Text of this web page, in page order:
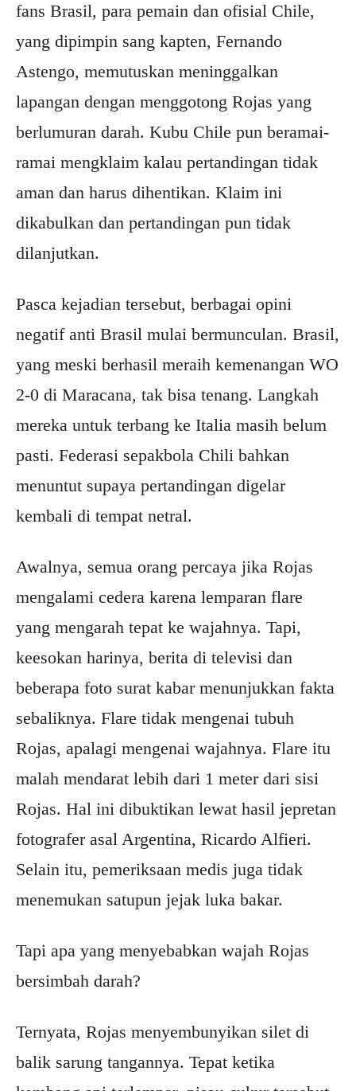
fans Brasil, para pemain dan ofisial Chile,
yang dipimpin sang kapten, Fernando
Astengo, memutuskan meninggalkan
lapangan dengan menggotong Rojas yang
berlumuran darah. Kubu Chile pun beramai-
ramai mengklaim kalau pertandingan tidak
aman dan harus dihentikan. Klaim ini
dikabulkan dan pertandingan pun tidak
dilanjutkan.
Pasca kejadian tersebut, berbagai opini
negatif anti Brasil mulai bermunculan. Brasil,
yang meski berhasil meraih kemenangan WO
2-0 di Maracana, tak bisa tenang. Langkah
mereka untuk terbang ke Italia masih belum
pasti. Federasi sepakbola Chili bahkan
menuntut supaya pertandingan digelar
kembali di tempat netral.
Awalnya, semua orang percaya jika Rojas
mengalami cedera karena lemparan flare
yang mengarah tepat ke wajahnya. Tapi,
keesokan harinya, berita di televisi dan
beberapa foto surat kabar menunjukkan fakta
sebaliknya. Flare tidak mengenai tubuh
Rojas, apalagi mengenai wajahnya. Flare itu
malah mendarat lebih dari 1 meter dari sisi
Rojas. Hal ini dibuktikan lewat hasil jepretan
fotografer asal Argentina, Ricardo Alfieri.
Selain itu, pemeriksaan medis juga tidak
menemukan satupun jejak luka bakar.
Tapi apa yang menyebabkan wajah Rojas
bersimbah darah?
Ternyata, Rojas menyembunyikan silet di
balik sarung tangannya. Tepat ketika